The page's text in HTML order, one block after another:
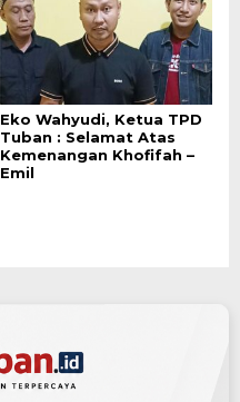
Eko Wahyudi, Ketua TPD
Tuban : Selamat Atas
Kemenangan Khofifah –
Emil